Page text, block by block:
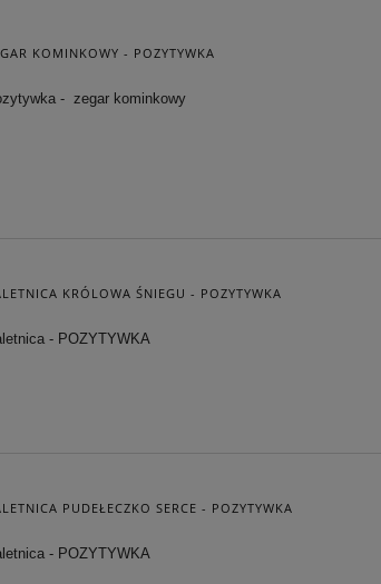
KOMINKOWY - POZYTYWKA
- zegar kominkowy
KRÓLOWA ŚNIEGU - POZYTYWKA
- POZYTYWKA
PUDEŁECZKO SERCE - POZYTYWKA
- POZYTYWKA